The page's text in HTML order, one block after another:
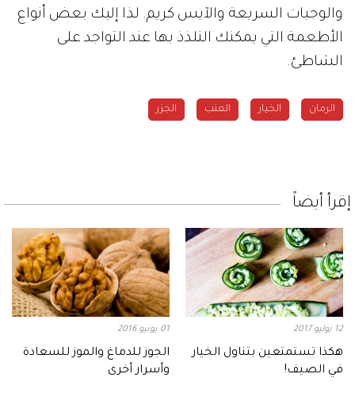
والوجبات السريعة والآيس كريم. لذا إليك بعض أنواع
الأطعمة التي يمكنك التلذذ بها عند التواجد على
الشاطئ.
الرمان الخيار العنب الجزر
إقرأ أيضاً
12 يوليو 2017
هكذا تستمتعين بتناول الخيار
في الصيف!
01 يونيو 2016
الجوز للدماغ والموز للسعادة
وأسرار أخرى